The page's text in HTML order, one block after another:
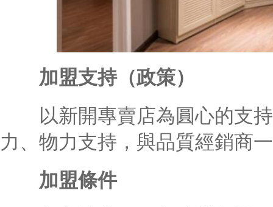
加盟支持（政策）
以新開專賣店為圓心的支持
力、物力支持，與品質經銷商
加盟條件